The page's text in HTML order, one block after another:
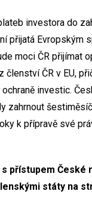
investora do
přijatá
moci ČR přijímat
členství ČR v EU,
investic.
zahrnout
k přípravě své
přístupem
státy na